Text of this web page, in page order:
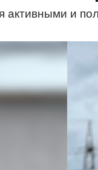
активными и